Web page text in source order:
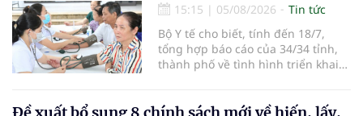
15:15 | 05/08/2026
Tin tức
Bộ Y tế cho biết, tính đến 18/7,
tổng hợp báo cáo của 34/34 tỉnh,
thành phố về tình hình triển khai
nhận 32.286.360 người, chiếm gần